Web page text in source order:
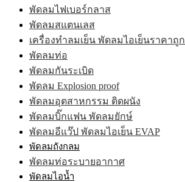
พัดลมไฟเบอร์กลาส
พัดลมสแตนเลส
เครื่องทำลมเย็น พัดลมไอเย็นราคาถูก
พัดลมท่อ
พัดลมกันระเบิด
พัดลม Explosion proof
พัดลมอุตสาหกรรม ติดผนัง
พัดลมบิ๊กแฟน พัดลมยักษ์
พัดลมอีแว๊ป พัดลมไอเย็น EVAP
พัดลมถังกลม
พัดลมท่อระบายอากาศ
พัดลมไอน้ำ